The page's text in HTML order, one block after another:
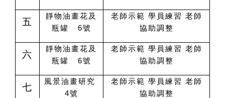
五
靜物油畫花及
瓶罐 6號
老師示範 學員練習 老師
協助調整
六
靜物油畫花及
瓶罐 6號
老師示範 學員練習 老師
協助調整
七
風景油畫研究
4號
老師示範 學員練習 老師
協助調整